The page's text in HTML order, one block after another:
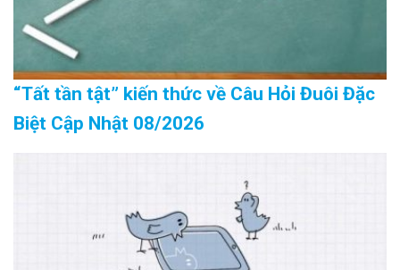
“Tất tần tật” kiến thức về Câu Hỏi Đuôi Đặc
Biệt Cập Nhật 08/2026